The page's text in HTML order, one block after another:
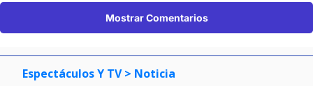
Mostrar Comentarios
Espectáculos Y TV > Noticia